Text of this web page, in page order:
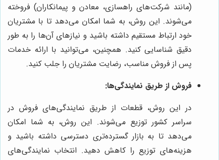
(مانند شرکت‌های راهسازی، معادن و پیمانکاران) فروخته
می‌شوند. این روش، به شما امکان می‌دهد تا با مشتریان
خود ارتباط مستقیم داشته باشید و نیازهای آن‌ها را به طور
دقیق شناسایی کنید. همچنین، می‌توانید با ارائه خدمات
پس از فروش مناسب، رضایت مشتریان را جلب کنید.
فروش از طریق نمایندگی‌ها:
در این روش، قطعات از طریق نمایندگی‌های فروش در
سراسر کشور توزیع می‌شوند. این روش، به شما امکان
می‌دهد تا به بازار گسترده‌تری دسترسی داشته باشید و
هزینه‌های توزیع را کاهش دهید. انتخاب نمایندگی‌های